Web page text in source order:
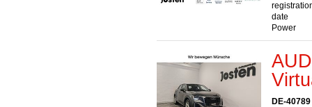
date
Power
DE-